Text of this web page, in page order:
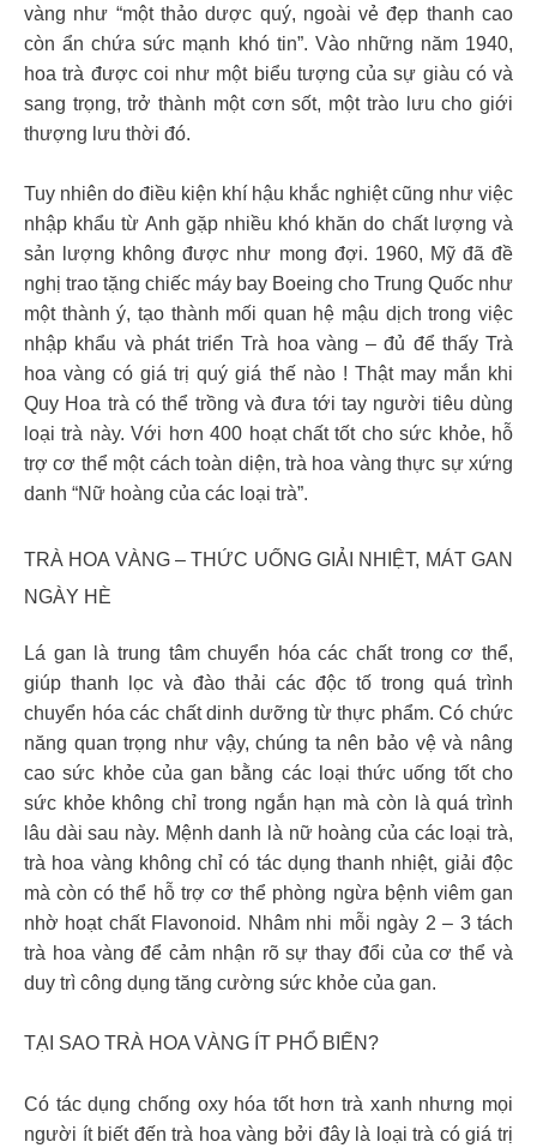
vàng như “một thảo dược quý, ngoài vẻ đẹp thanh cao
còn ẩn chứa sức mạnh khó tin”. Vào những năm 1940,
hoa trà được coi như một biểu tượng của sự giàu có và
sang trọng, trở thành một cơn sốt, một trào lưu cho giới
thượng lưu thời đó.
Tuy nhiên do điều kiện khí hậu khắc nghiệt cũng như việc
nhập khẩu từ Anh gặp nhiều khó khăn do chất lượng và
sản lượng không được như mong đợi. 1960, Mỹ đã đề
nghị trao tặng chiếc máy bay Boeing cho Trung Quốc như
một thành ý, tạo thành mối quan hệ mậu dịch trong việc
nhập khẩu và phát triển Trà hoa vàng – đủ để thấy Trà
hoa vàng có giá trị quý giá thế nào ! Thật may mắn khi
Quy Hoa trà có thể trồng và đưa tới tay người tiêu dùng
loại trà này. Với hơn 400 hoạt chất tốt cho sức khỏe, hỗ
trợ cơ thể một cách toàn diện, trà hoa vàng thực sự xứng
danh “Nữ hoàng của các loại trà”.
TRÀ HOA VÀNG – THỨC UỐNG GIẢI NHIỆT, MÁT GAN
NGÀY HÈ
Lá gan là trung tâm chuyển hóa các chất trong cơ thể,
giúp thanh lọc và đào thải các độc tố trong quá trình
chuyển hóa các chất dinh dưỡng từ thực phẩm. Có chức
năng quan trọng như vậy, chúng ta nên bảo vệ và nâng
cao sức khỏe của gan bằng các loại thức uống tốt cho
sức khỏe không chỉ trong ngắn hạn mà còn là quá trình
lâu dài sau này. Mệnh danh là nữ hoàng của các loại trà,
trà hoa vàng không chỉ có tác dụng thanh nhiệt, giải độc
mà còn có thể hỗ trợ cơ thể phòng ngừa bệnh viêm gan
nhờ hoạt chất Flavonoid. Nhâm nhi mỗi ngày 2 – 3 tách
trà hoa vàng để cảm nhận rõ sự thay đổi của cơ thể và
duy trì công dụng tăng cường sức khỏe của gan.
TẠI SAO TRÀ HOA VÀNG ÍT PHỔ BIẾN?
Có tác dụng chống oxy hóa tốt hơn trà xanh nhưng mọi
người ít biết đến trà hoa vàng bởi đây là loại trà có giá trị